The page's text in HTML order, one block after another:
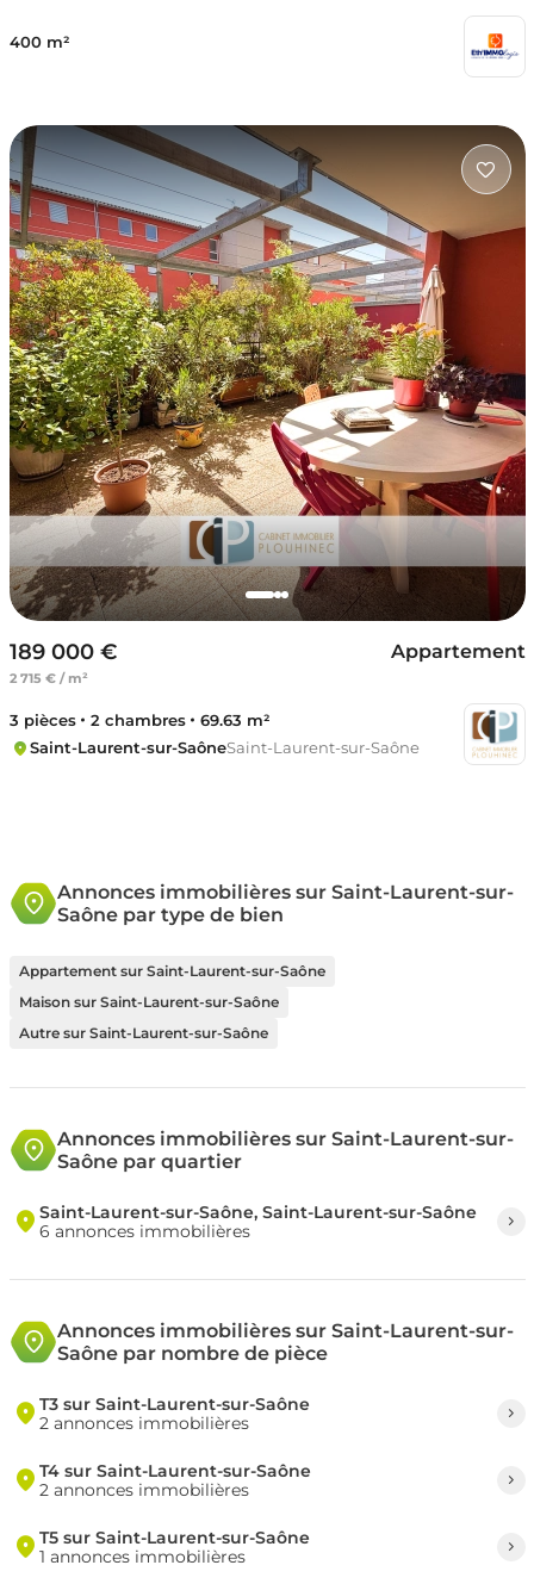
400 m²
189 000 €
2 715 € / m²
Appartement
3 pièces 2 chambres
69.63 m²
Saint-Laurent-sur-SaôneSaint-Laurent-sur-Saône
Annonces immobilières sur Saint-Laurent-sur-
Saône par type de bien
Appartement sur Saint-Laurent-sur-Saône
Maison sur Saint-Laurent-sur-Saône
Autre sur Saint-Laurent-sur-Saône
Annonces immobilières sur Saint-Laurent-sur-
Saône par quartier
Saint-Laurent-sur-Saône, Saint-Laurent-sur-Saône
6 annonces immobilières
Annonces immobilières sur Saint-Laurent-sur-
Saône par nombre de pièce
T3 sur Saint-Laurent-sur-Saône
2 annonces immobilières
T4 sur Saint-Laurent-sur-Saône
2 annonces immobilières
T5 sur Saint-Laurent-sur-Saône
1 annonces immobilières